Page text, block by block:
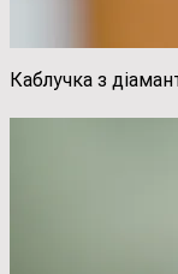
Каблучка з